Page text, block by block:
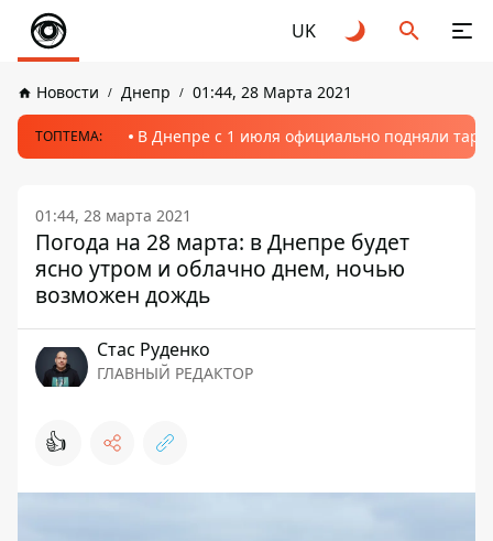
UK
Новости Днепр 01:44, 28 Марта 2021
ТОПТЕМА: В Днепре с 1 июля официально подняли
01:44, 28 марта 2021
Погода на 28 марта: в Днепре будет
ясно утром и облачно днем, ночью
возможен дождь
Стаc Руденко
ГЛАВНЫЙ РЕДАКТОР
👍